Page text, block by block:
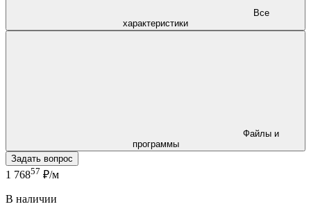
характеристики
программы
Задать вопрос
1 76857 ₽/м
В наличии